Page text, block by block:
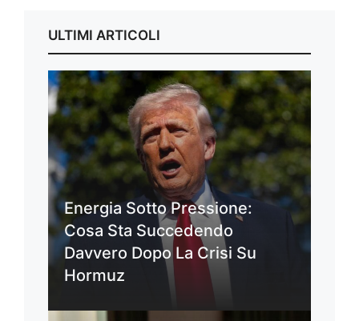
ULTIMI ARTICOLI
Energia Sotto Pressione:
Cosa Sta Succedendo
Davvero Dopo La Crisi Su
Hormuz